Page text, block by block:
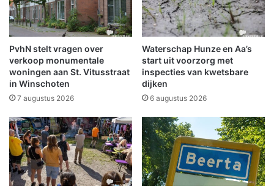
a
v
o
r
n
i
e
w
h
u
i
s
A
n
t
v
o
o
r
d
s
t
i
c
h
t
PvhN stelt vragen over
verkoop monumentale
woningen aan St. Vitusstraat
in Winschoten
7 augustus 2026
Waterschap Hunze en Aa’s
start uit voorzorg met
inspecties van kwetsbare
dijken
6 augustus 2026